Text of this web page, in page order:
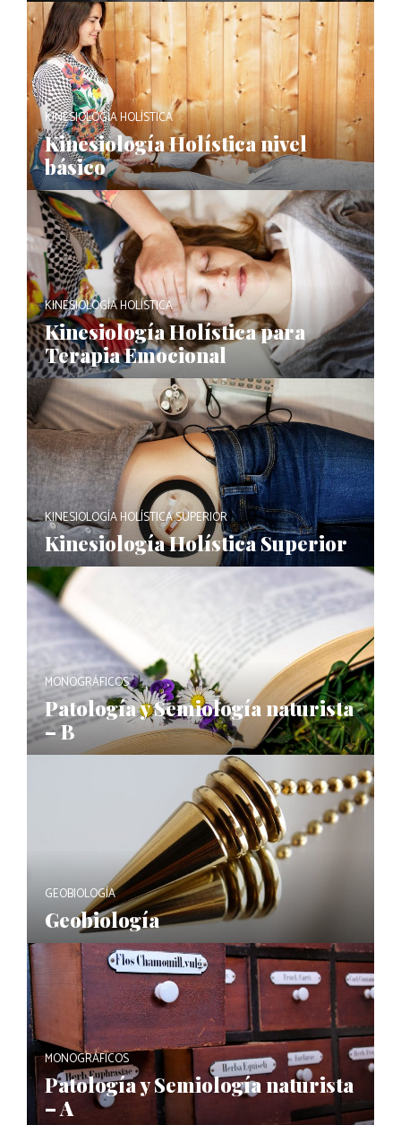
KINESIOLOGÍA HOLÍSTICA
Kinesiología Holística nivel
básico
KINESIOLOGÍA HOLÍSTICA
Kinesiología Holística para
Terapia Emocional
KINESIOLOGÍA HOLÍSTICA SUPERIOR
Kinesiología Holística Superior
MONOGRÁFICOS
Patología y Semiología naturista
– B
GEOBIOLOGÍA
Geobiología
MONOGRÁFICOS
Patología y Semiología naturista
– A